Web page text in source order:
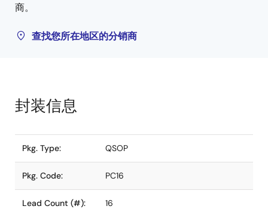
商。
查找您所在地区的分销商
封装信息
Pkg. Type: QSOP
Pkg. Code: PC16
Lead Count (#): 16